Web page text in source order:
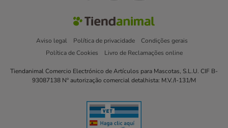
Aviso legal Política de privacidade
Condições gerais
Política de Cookies
Livro de Reclamações online
Tiendanimal Comercio Electrónico de Artículos para Mascotas, S.L.U. CIF B-
93087138 Nº autorização comercial detalhista: M.V./I-131/M